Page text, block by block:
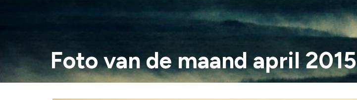
Foto van de maand april 2015